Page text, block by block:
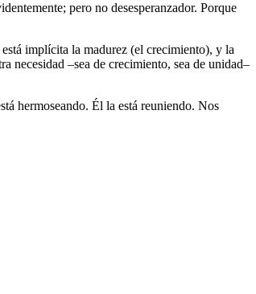
pero no desesperanzador. Porque
implícita la madurez (el crecimiento), y la
necesidad –sea de crecimiento, sea de unidad–
hermoseando. Él la está reuniendo. Nos